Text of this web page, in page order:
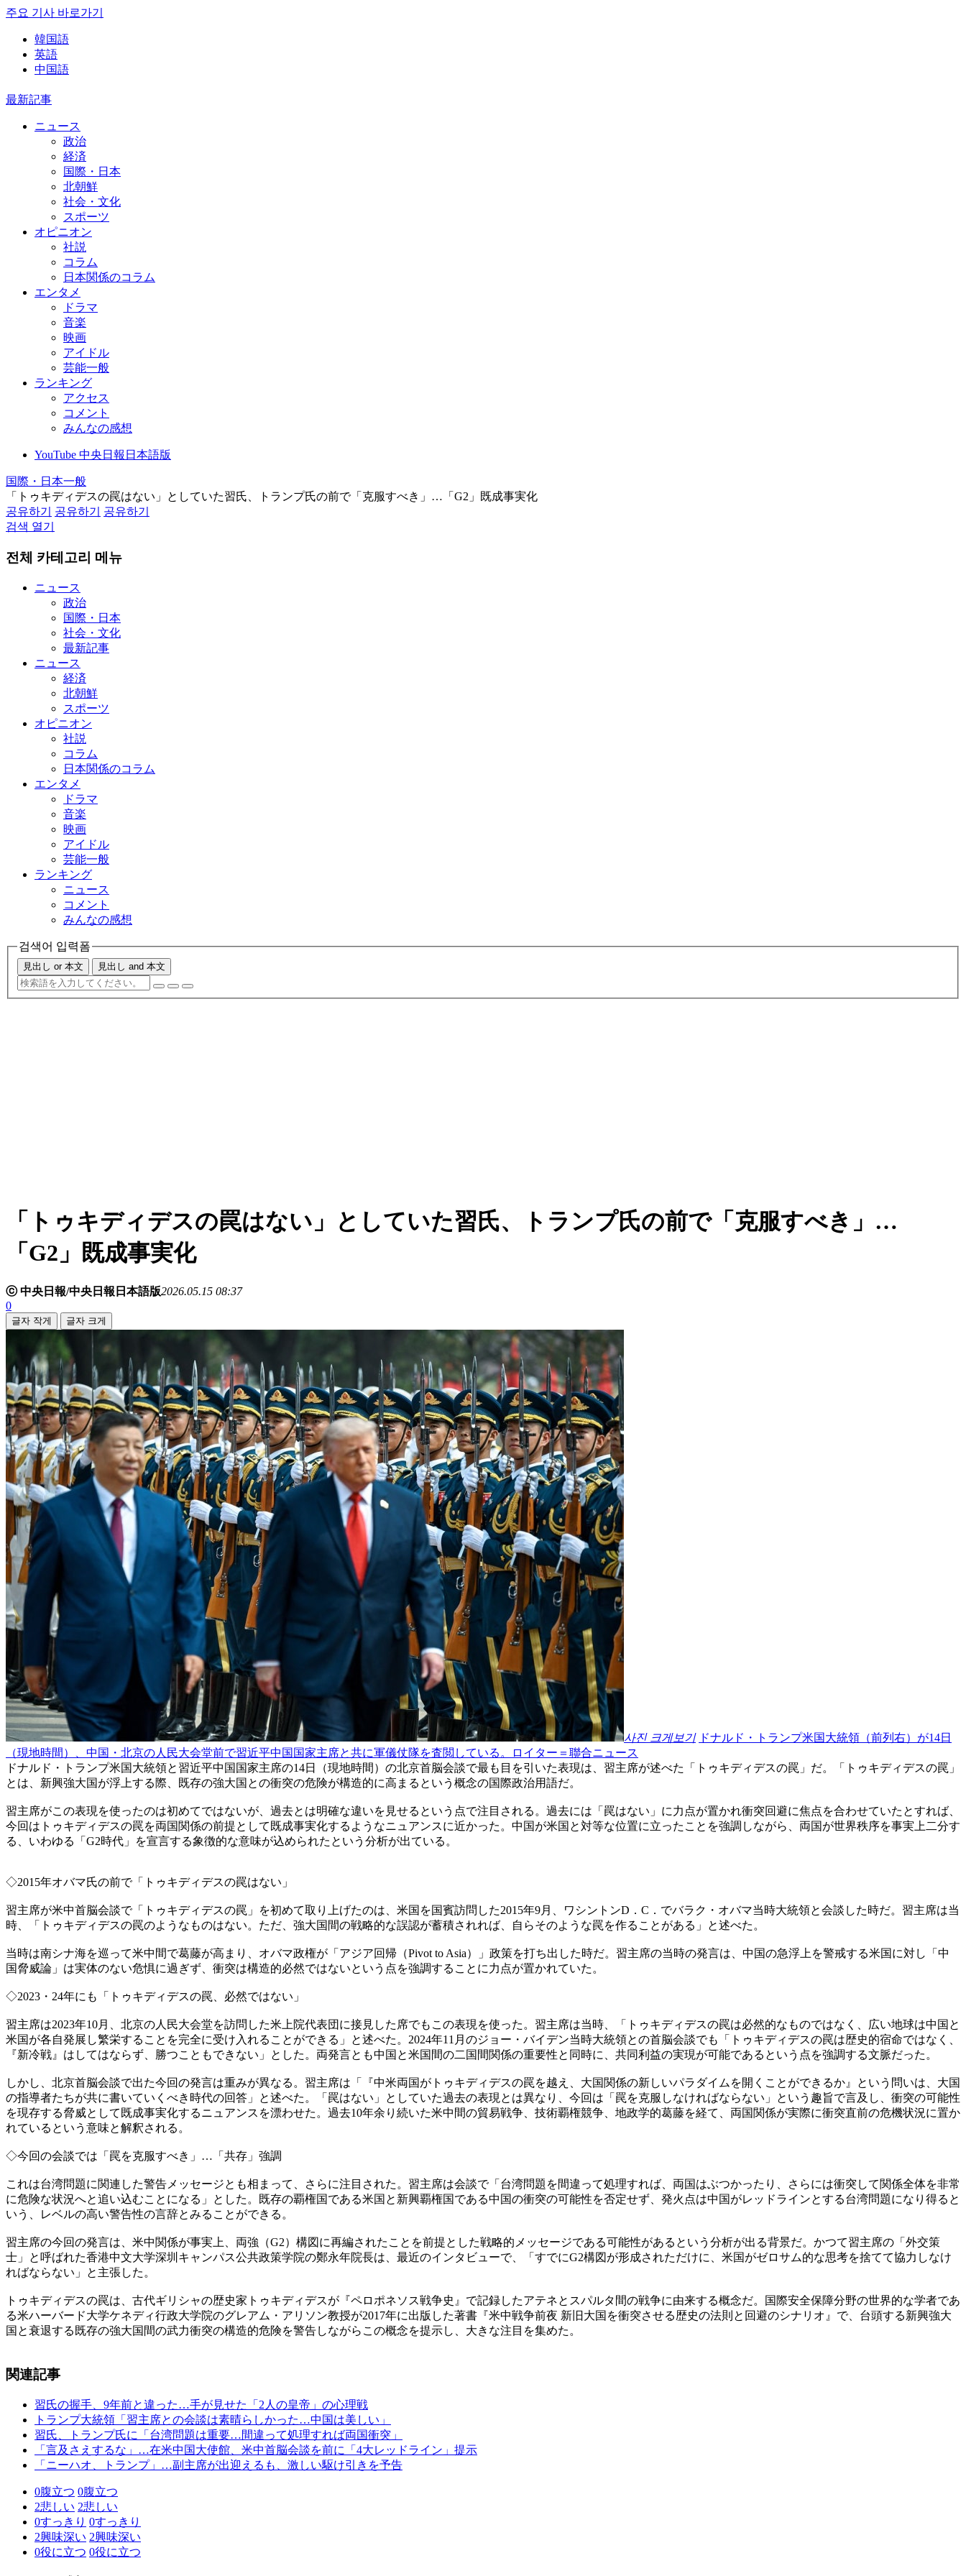
주요 기사 바로가기
韓国語
英語
中国語
最新記事
ニュース
政治
経済
国際・日本
北朝鮮
社会・文化
スポーツ
オピニオン
社説
コラム
日本関係のコラム
エンタメ
ドラマ
音楽
映画
アイドル
芸能一般
ランキング
アクセス
コメント
みんなの感想
YouTube 中央日報日本語版
国際・日本一般
「トゥキディデスの罠はない」としていた習氏、トランプ氏の前で「克服すべき」…「G2」既成事実化
공유하기
공유하기
공유하기
검색 열기
전체 카테고리 메뉴
ニュース
政治
国際・日本
社会・文化
最新記事
ニュース
経済
北朝鮮
スポーツ
オピニオン
社説
コラム
日本関係のコラム
エンタメ
ドラマ
音楽
映画
アイドル
芸能一般
ランキング
ニュース
コメント
みんなの感想
검색어 입력폼
見出し or 本文 見出し and 本文
「トゥキディデスの罠はない」としていた習氏、トランプ氏の前で「克服すべき」…
「G2」既成事実化
ⓒ 中央日報/中央日報日本語版2026.05.15 08:37
0
글자 작게 글자 크게
사진 크게보기 ドナルド・トランプ米国大統領（前列右）が14日
（現地時間）、中国・北京の人民大会堂前で習近平中国国家主席と共に軍儀仗隊を査閲している。ロイター＝聯合ニュース
ドナルド・トランプ米国大統領と習近平中国国家主席の14日（現地時間）の北京首脳会談で最も目を引いた表現は、習主席が述べた「トゥキディデスの罠」だ。「トゥキディデスの罠」
とは、新興強大国が浮上する際、既存の強大国との衝突の危険が構造的に高まるという概念の国際政治用語だ。
習主席がこの表現を使ったのは初めてではないが、過去とは明確な違いを見せるという点で注目される。過去には「罠はない」に力点が置かれ衝突回避に焦点を合わせていたとすれば、
今回はトゥキディデスの罠を両国関係の前提として既成事実化するようなニュアンスに近かった。中国が米国と対等な位置に立ったことを強調しながら、両国が世界秩序を事実上二分す
る、いわゆる「G2時代」を宣言する象徴的な意味が込められたという分析が出ている。
◇2015年オバマ氏の前で「トゥキディデスの罠はない」
習主席が米中首脳会談で「トゥキディデスの罠」を初めて取り上げたのは、米国を国賓訪問した2015年9月、ワシントンD．C．でバラク・オバマ当時大統領と会談した時だ。習主席は当
時、「トゥキディデスの罠のようなものはない。ただ、強大国間の戦略的な誤認が蓄積されれば、自らそのような罠を作ることがある」と述べた。
当時は南シナ海を巡って米中間で葛藤が高まり、オバマ政権が「アジア回帰（Pivot to Asia）」政策を打ち出した時だ。習主席の当時の発言は、中国の急浮上を警戒する米国に対し「中
国脅威論」は実体のない危惧に過ぎず、衝突は構造的必然ではないという点を強調することに力点が置かれていた。
◇2023・24年にも「トゥキディデスの罠、必然ではない」
習主席は2023年10月、北京の人民大会堂を訪問した米上院代表団に接見した席でもこの表現を使った。習主席は当時、「トゥキディデスの罠は必然的なものではなく、広い地球は中国と
米国が各自発展し繁栄することを完全に受け入れることができる」と述べた。2024年11月のジョー・バイデン当時大統領との首脳会談でも「トゥキディデスの罠は歴史的宿命ではなく、
『新冷戦』はしてはならず、勝つこともできない」とした。両発言とも中国と米国間の二国間関係の重要性と同時に、共同利益の実現が可能であるという点を強調する文脈だった。
しかし、北京首脳会談で出た今回の発言は重みが異なる。習主席は「『中米両国がトゥキディデスの罠を越え、大国関係の新しいパラダイムを開くことができるか』という問いは、大国
の指導者たちが共に書いていくべき時代の回答」と述べた。「罠はない」としていた過去の表現とは異なり、今回は「罠を克服しなければならない」という趣旨で言及し、衝突の可能性
を現存する脅威として既成事実化するニュアンスを漂わせた。過去10年余り続いた米中間の貿易戦争、技術覇権競争、地政学的葛藤を経て、両国関係が実際に衝突直前の危機状況に置か
れているという意味と解釈される。
◇今回の会談では「罠を克服すべき」…「共存」強調
これは台湾問題に関連した警告メッセージとも相まって、さらに注目された。習主席は会談で「台湾問題を間違って処理すれば、両国はぶつかったり、さらには衝突して関係全体を非常
に危険な状況へと追い込むことになる」とした。既存の覇権国である米国と新興覇権国である中国の衝突の可能性を否定せず、発火点は中国がレッドラインとする台湾問題になり得ると
いう、レベルの高い警告性の言辞とみることができる。
習主席の今回の発言は、米中関係が事実上、両強（G2）構図に再編されたことを前提とした戦略的メッセージである可能性があるという分析が出る背景だ。かつて習主席の「外交策
士」と呼ばれた香港中文大学深圳キャンパス公共政策学院の鄭永年院長は、最近のインタビューで、「すでにG2構図が形成されただけに、米国がゼロサム的な思考を捨てて協力しなけ
ればならない」と主張した。
トゥキディデスの罠は、古代ギリシャの歴史家トゥキディデスが『ペロポネソス戦争史』で記録したアテネとスパルタ間の戦争に由来する概念だ。国際安全保障分野の世界的な学者であ
る米ハーバード大学ケネディ行政大学院のグレアム・アリソン教授が2017年に出版した著書『米中戦争前夜 新旧大国を衝突させる歴史の法則と回避のシナリオ』で、台頭する新興強大
国と衰退する既存の強大国間の武力衝突の構造的危険を警告しながらこの概念を提示し、大きな注目を集めた。
関連記事
習氏の握手、9年前と違った…手が見せた「2人の皇帝」の心理戦
トランプ大統領「習主席との会談は素晴らしかった…中国は美しい」
習氏、トランプ氏に「台湾問題は重要…間違って処理すれば両国衝突」
「言及さえするな」…在米中国大使館、米中首脳会談を前に「4大レッドライン」提示
「ニーハオ、トランプ」…副主席が出迎えるも、激しい駆け引きを予告
0腹立つ 0腹立つ
2悲しい 2悲しい
0すっきり 0すっきり
2興味深い 2興味深い
0役に立つ 0役に立つ